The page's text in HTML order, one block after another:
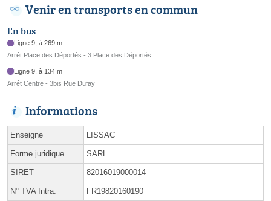
Venir en transports en commun
En bus
Ligne 9, à 269 m
Arrêt Place des Déportés - 3 Place des Déportés
Ligne 9, à 134 m
Arrêt Centre - 3bis Rue Dufay
Informations
Enseigne LISSAC
Forme juridique SARL
SIRET 82016019000014
N° TVA Intra. FR19820160190